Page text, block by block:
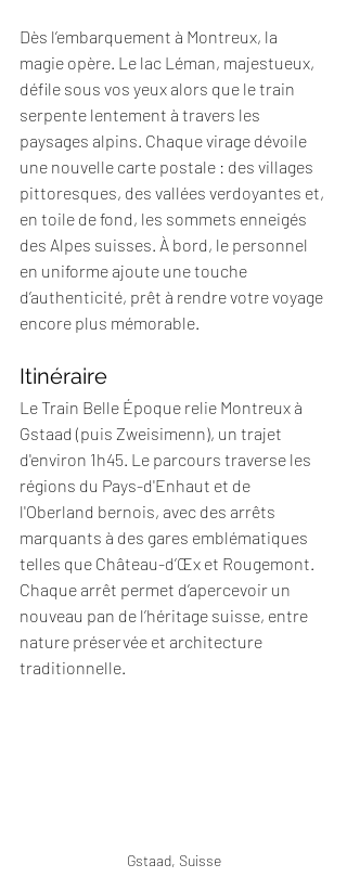
Dès l’embarquement à Montreux, la
magie opère. Le lac Léman, majestueux,
défile sous vos yeux alors que le train
serpente lentement à travers les
paysages alpins. Chaque virage dévoile
une nouvelle carte postale : des villages
pittoresques, des vallées verdoyantes et,
en toile de fond, les sommets enneigés
des Alpes suisses. À bord, le personnel
en uniforme ajoute une touche
d’authenticité, prêt à rendre votre voyage
encore plus mémorable.
Itinéraire
Le Train Belle Époque relie Montreux à
Gstaad (puis Zweisimenn), un trajet
d'environ 1h45. Le parcours traverse les
régions du Pays-d'Enhaut et de
l'Oberland bernois, avec des arrêts
marquants à des gares emblématiques
telles que Château-d’Œx et Rougemont.
Chaque arrêt permet d’apercevoir un
nouveau pan de l’héritage suisse, entre
nature préservée et architecture
traditionnelle.
Gstaad, Suisse